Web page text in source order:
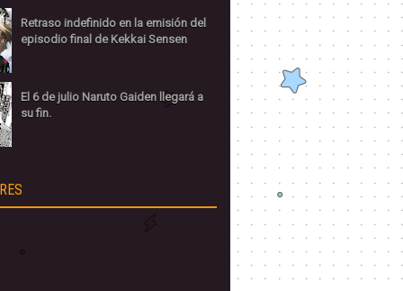
Retraso indefinido en la emisión del
episodio final de Kekkai Sensen
El 6 de julio Naruto Gaiden llegará a
su fin.